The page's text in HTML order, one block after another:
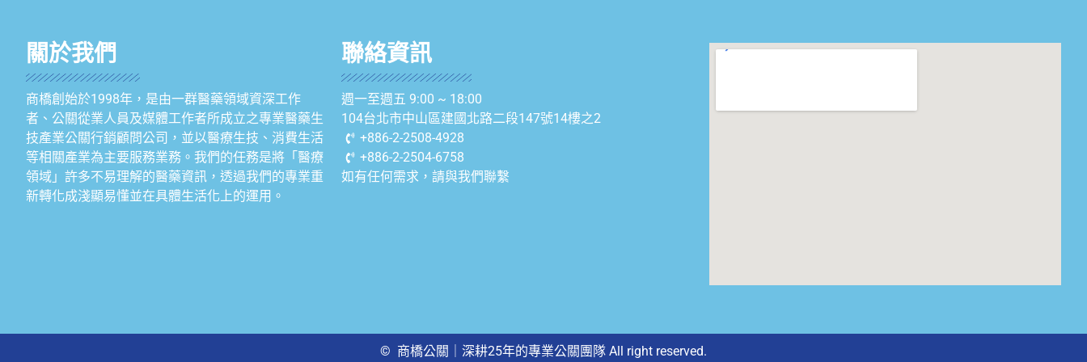
關於我們
商橋創始於1998年，是由一群醫藥領域資深工作
者、公關從業人員及媒體工作者所成立之專業醫藥生
技產業公關行銷顧問公司，並以醫療生技、消費生活
等相關產業為主要服務業務。我們的任務是將「醫療
領域」許多不易理解的醫藥資訊，透過我們的專業重
新轉化成淺顯易懂並在具體生活化上的運用。
聯絡資訊
週一至週五 9:00 ~ 18:00
104台北市中山區建國北路二段147號14樓之2
+886-2-2508-4928
+886-2-2504-6758
如有任何需求，請與我們聯繫
© 商橋公關｜深耕25年的專業公關團隊 All right reserved.